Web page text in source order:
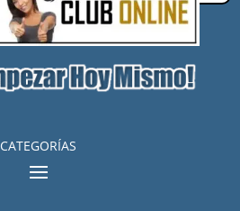
CATEGORÍAS